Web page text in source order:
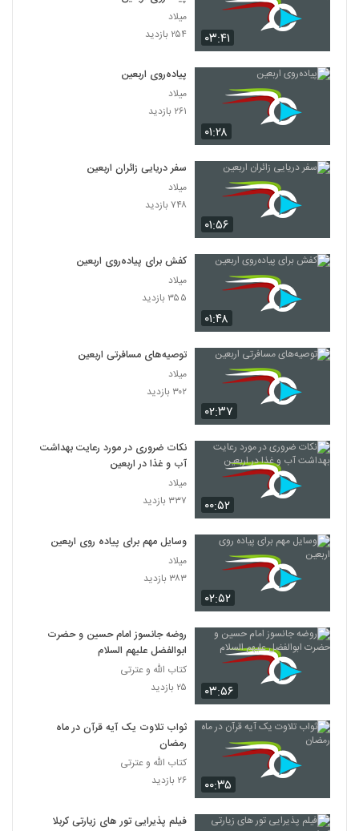
۰۳:۴۱
میلاد
۲۵۴ بازدید
۰۱:۲۸
پیاده‌روی اربعین
میلاد
۲۶۱ بازدید
۰۱:۵۶
سفر دریایی زائران اربعین
میلاد
۷۴۸ بازدید
۰۱:۴۸
کفش برای پیاده‌روی اربعین
میلاد
۳۵۵ بازدید
۰۲:۳۷
توصیه‌های مسافرتی اربعین
میلاد
۳۰۲ بازدید
۰۰:۵۲
نکات ضروری در مورد رعایت بهداشت
آب‌ و غذا در اربعین
میلاد
۳۳۷ بازدید
۰۲:۵۲
وسایل مهم برای پیاده روی اربعین
میلاد
۳۸۳ بازدید
۰۳:۵۶
روضه جانسوز امام حسين و حضرت
ابوالفضل عليهم السلام
کتاب الله و عترتی
۲۵ بازدید
۰۰:۳۵
ثواب تلاوت یک آیه قرآن در ماه
رمضان
کتاب الله و عترتی
۲۶ بازدید
فیلم پذیرایی تور های زیارتی کربلا